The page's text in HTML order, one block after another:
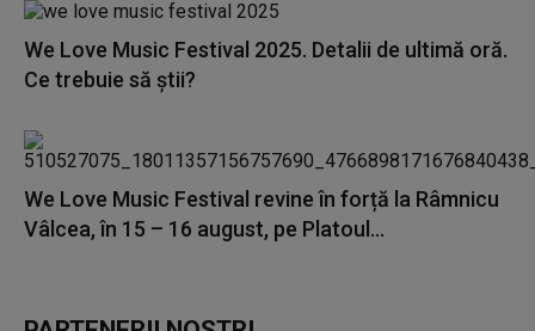
We Love Music Festival 2025. Detalii de ultimă oră.
Ce trebuie să știi?
We Love Music Festival revine în forță la Râmnicu
Vâlcea, în 15 – 16 august, pe Platoul...